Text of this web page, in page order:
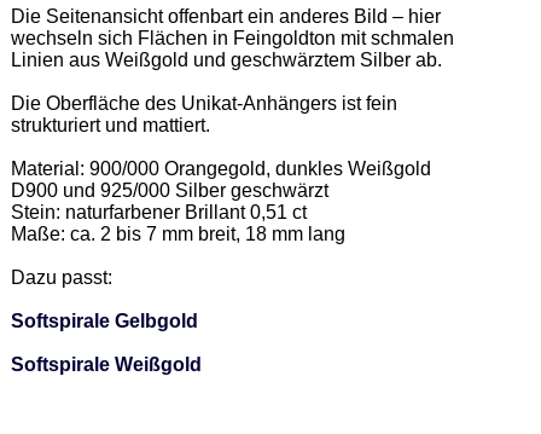
Die Seitenansicht offenbart ein anderes Bild – hier
wechseln sich Flächen in Feingoldton mit schmalen
Linien aus Weißgold und geschwärztem Silber ab.
Die Oberfläche des Unikat-Anhängers ist fein
strukturiert und mattiert.
Material: 900/000 Orangegold, dunkles Weißgold
D900 und 925/000 Silber geschwärzt
Stein: naturfarbener Brillant 0,51 ct
Maße: ca. 2 bis 7 mm breit, 18 mm lang
Dazu passt:
Softspirale Gelbgold
Softspirale Weißgold